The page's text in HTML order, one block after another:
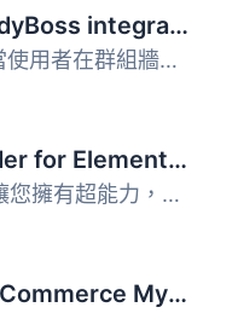
GamiPress – BuddyBoss integration
t on a group wall: 當使用者在群組牆上發布動態時。 Join a ...
BuddyPress Builder for Elementor – BuddyBuilder
BuddyBuilder 可以讓您擁有超能力，使用 Elementor 建立令人...
BuddyPress WooCommerce My Account Integration. Create WooCommerce Member Pages